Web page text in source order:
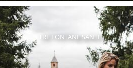
TRE FONTANE SANTE